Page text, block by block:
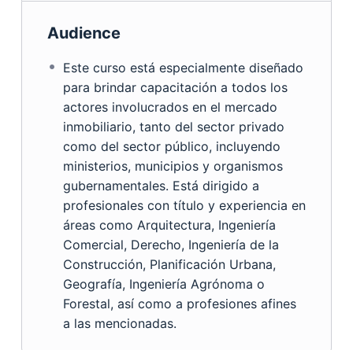
Audience
Este curso está especialmente diseñado
para brindar capacitación a todos los
actores involucrados en el mercado
inmobiliario, tanto del sector privado
como del sector público, incluyendo
ministerios, municipios y organismos
gubernamentales. Está dirigido a
profesionales con título y experiencia en
áreas como Arquitectura, Ingeniería
Comercial, Derecho, Ingeniería de la
Construcción, Planificación Urbana,
Geografía, Ingeniería Agrónoma o
Forestal, así como a profesiones afines
a las mencionadas.